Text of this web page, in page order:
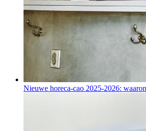
Nieuwe horeca-cao 2025-2026: